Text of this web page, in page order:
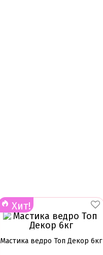
Хит!
Мастика ведро Топ Декор 6кг